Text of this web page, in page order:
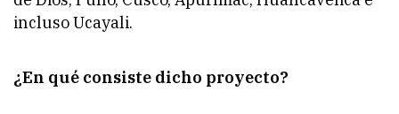
incluso Ucayali.
¿En qué consiste dicho proyecto?